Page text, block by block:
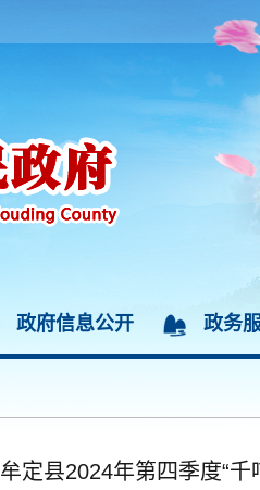
政府信息公开 政务
牟定县2024年第四季度“